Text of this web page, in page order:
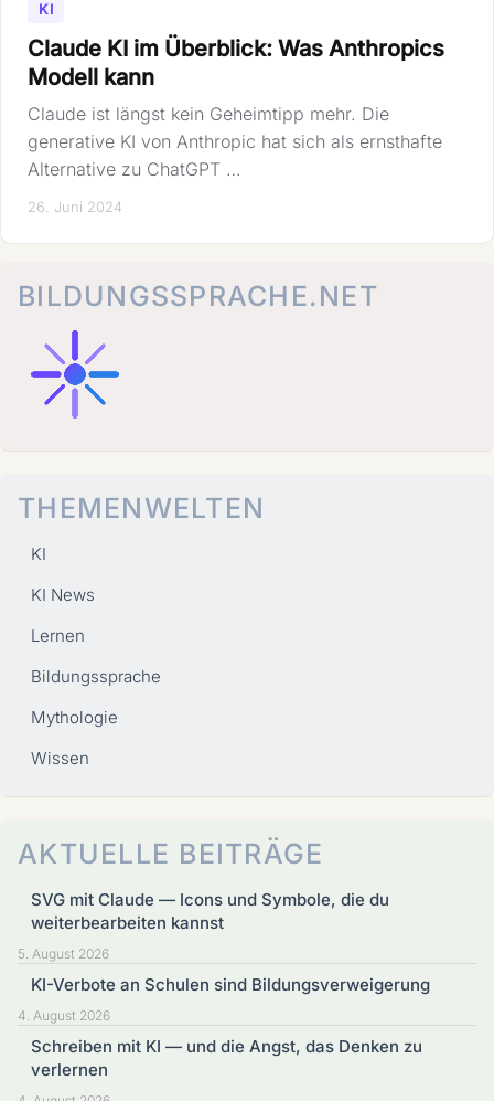
KI
Claude KI im Überblick: Was Anthropics
Modell kann
Claude ist längst kein Geheimtipp mehr. Die
generative KI von Anthropic hat sich als ernsthafte
Alternative zu ChatGPT …
26. Juni 2024
BILDUNGSSPRACHE.NET
THEMENWELTEN
KI
KI News
Lernen
Bildungssprache
Mythologie
Wissen
AKTUELLE BEITRÄGE
SVG mit Claude — Icons und Symbole, die du
weiterbearbeiten kannst
5. August 2026
KI-Verbote an Schulen sind Bildungsverweigerung
4. August 2026
Schreiben mit KI — und die Angst, das Denken zu
verlernen